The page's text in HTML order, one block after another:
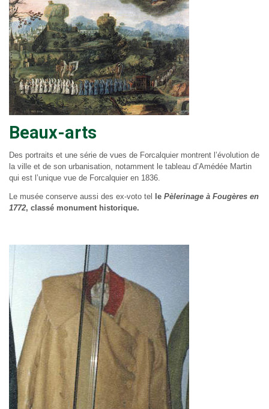
Beaux-arts
Des portraits et une série de vues de Forcalquier montrent l’évolution de
la ville et de son urbanisation, notamment le tableau d’Amédée Martin
qui est l’unique vue de Forcalquier en 1836.
Le musée conserve aussi des ex-voto tel le Pèlerinage à Fougères en
1772, classé monument historique.